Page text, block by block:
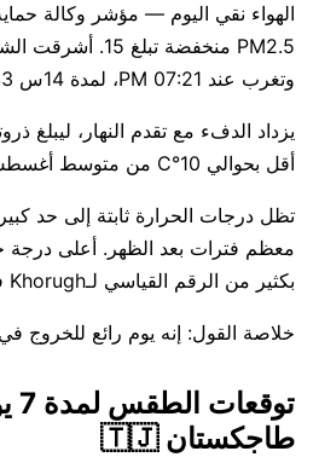
وتغرب عند 07:21 PM، لمدة 14س 3د من ضوء النهار.
أقل بحوالي 10°C من متوسط أغسطس المعتاد لـKhorugh.
معظم فترات بعد الظهر. أعلى درجة
بكثير من الرقم القياسي لـKhorugh في هذا التاريخ، 29°C.
خلاصة القول: إنه يوم رائع للخروج في Khorugh.
طاجكستان 🇹🇯